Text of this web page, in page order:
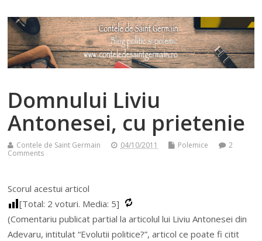
Domnului Liviu
Antonesei, cu prietenie
Contele de Saint Germain 04/10/2011 Polemice
2
Comments
Scorul acestui articol
[Total: 2 voturi. Media: 5]
(Comentariu publicat partial la articolul lui Liviu Antonesei din
Adevaru, intitulat “Evolutii politice?”, articol ce poate fi citit